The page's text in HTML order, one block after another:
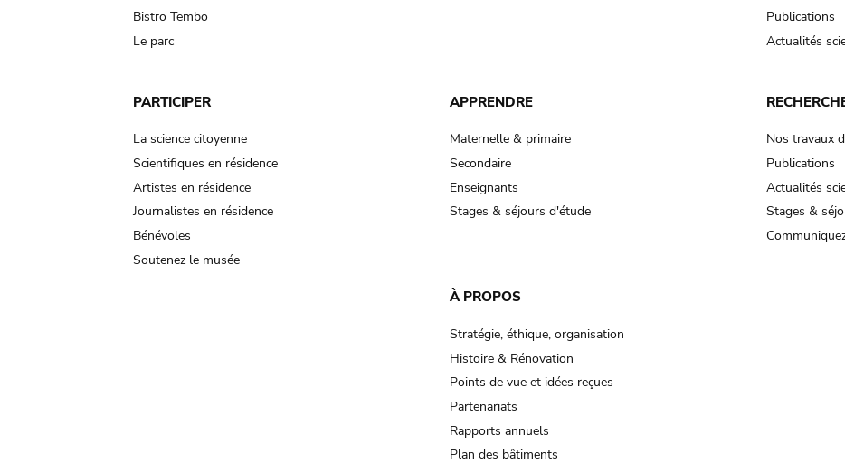
Bistro Tembo
Le parc
Publications
Actualités
PARTICIPER
La science citoyenne
Scientifiques en résidence
Artistes en résidence
Journalistes en résidence
Bénévoles
Soutenez le musée
APPRENDRE
Maternelle & primaire
Secondaire
Enseignants
Stages & séjours d'étude
Nos travaux
Publications
Actualités
Stages &
À PROPOS
Stratégie, éthique, organisation
Histoire & Rénovation
Points de vue et idées reçues
Partenariats
Rapports annuels
Plan des bâtiments